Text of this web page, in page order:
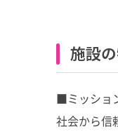
施設
■ミッショ
社会から信